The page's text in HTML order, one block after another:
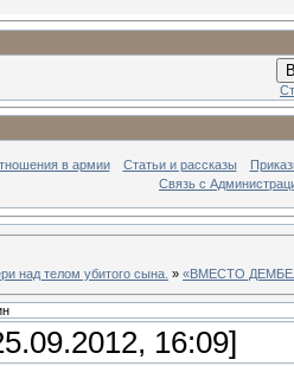
в армии Статьи и рассказы
Связь с
над телом убитого сына. » «ВМЕСТО
16:09]